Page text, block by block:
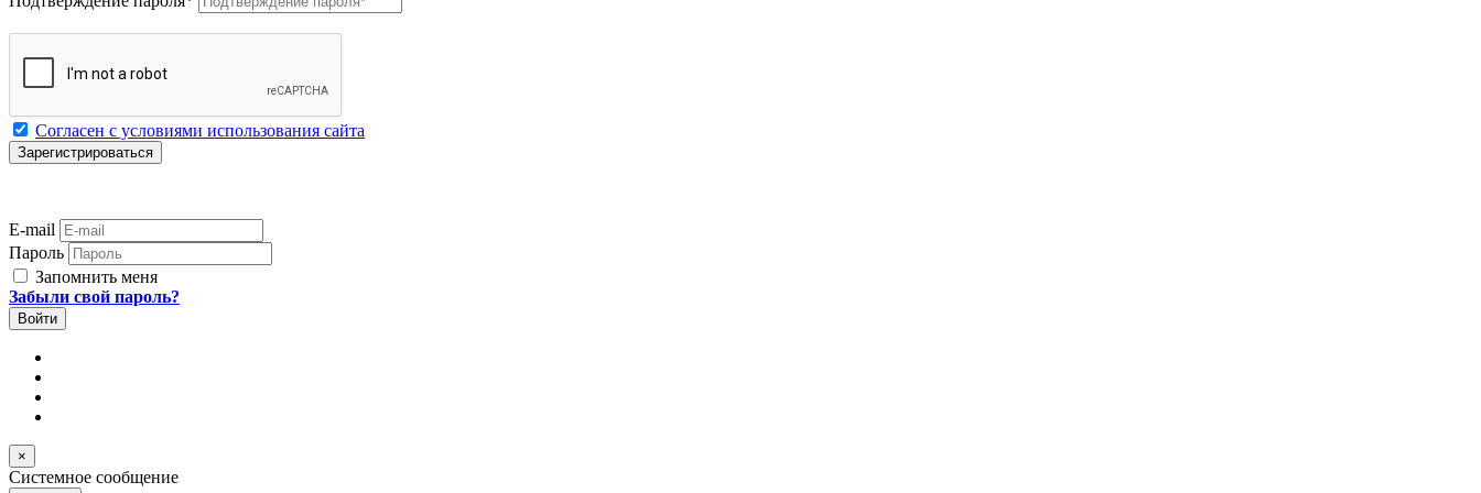
Согласен с условиями использования сайта
E-mail
Пароль
Запомнить меня
Забыли свой пароль?
×
Системное сообщение